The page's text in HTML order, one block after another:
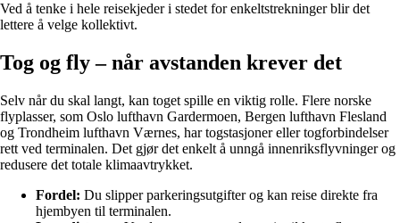
Ved å tenke i hele reisekjeder i stedet for enkeltstrekninger blir det
lettere å velge kollektivt.
Tog og fly – når avstanden krever det
Selv når du skal langt, kan toget spille en viktig rolle. Flere norske
flyplasser, som Oslo lufthavn Gardermoen, Bergen lufthavn Flesland
og Trondheim lufthavn Værnes, har togstasjoner eller togforbindelser
rett ved terminalen. Det gjør det enkelt å unngå innenriksflyvninger og
redusere det totale klimaavtrykket.
Fordel: Du slipper parkeringsutgifter og kan reise direkte fra
hjembyen til terminalen.